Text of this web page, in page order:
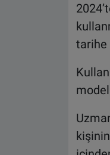
tarihe